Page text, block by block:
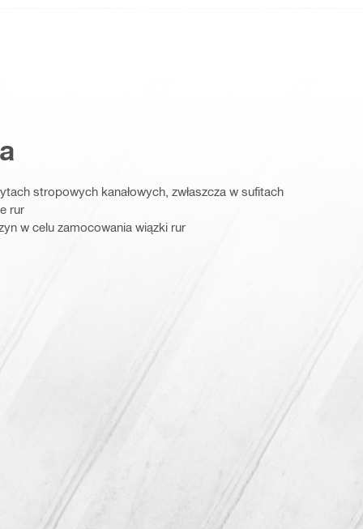
stropowych kanałowych, zwłaszcza w sufitach
rur
w celu zamocowania wiązki rur